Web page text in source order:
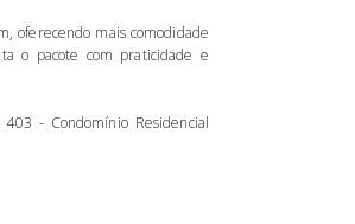
oferecendo mais comodidade
o pacote com praticidade e
- Condomínio Residencial